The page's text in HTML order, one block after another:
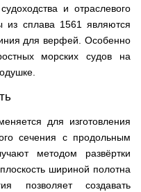
и отраслевого
сплава 1561 являются
для верфей. Особенно
морских судов на
для изготовления
сечения с продольным
методом развёртки
шириной полотна
создавать